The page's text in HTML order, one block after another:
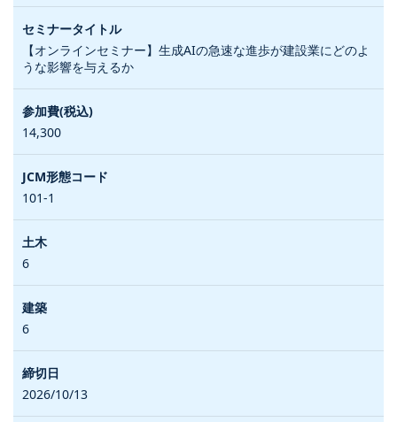
【オンラインセミナー】生成AIの急速な進歩が建設業にどのよ
うな影響を与えるか
14,300
101-1
6
6
2026/10/13